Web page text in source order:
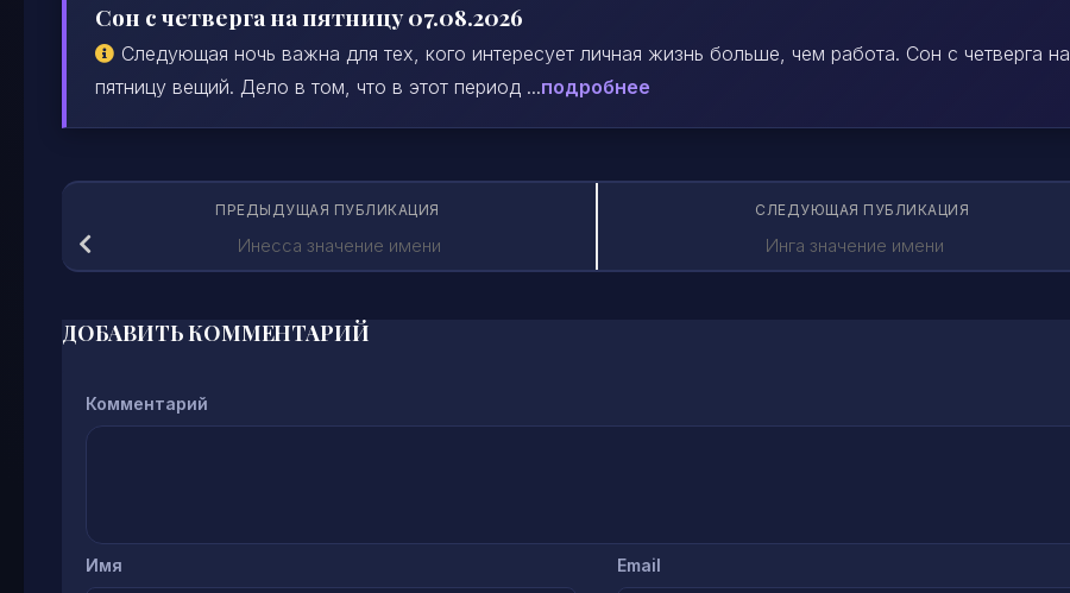
Сон с четверга на пятницу 07.08.2026
Следующая ночь важна для тех, кого интересует личная жизнь больше, чем работа. Сон с четверга на
пятницу вещий. Дело в том, что в этот период ...подробнее
СЛЕДУЮЩАЯ ПУБЛИКАЦИЯ
Инга значение имени
ПРЕДЫДУЩАЯ ПУБЛИКАЦИЯ
Инесса значение имени
ДОБАВИТЬ КОММЕНТАРИЙ
Комментарий
Имя Email